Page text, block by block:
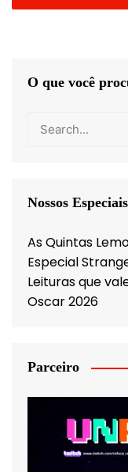
O que você
Nossos Especiais
As Quintas
Especial
Leituras que
Oscar 2026
Parceiro